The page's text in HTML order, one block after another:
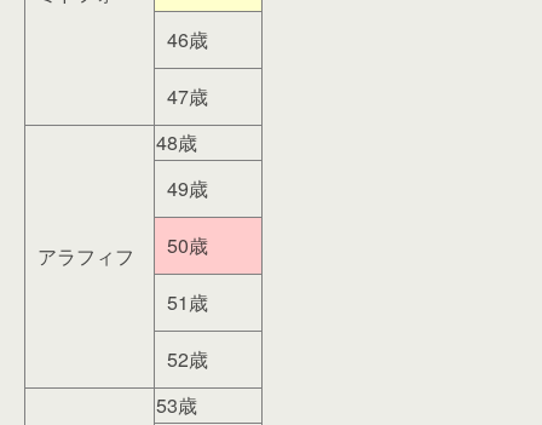
46歳
47歳
アラフィフ
48歳
49歳
50歳
51歳
52歳
53歳